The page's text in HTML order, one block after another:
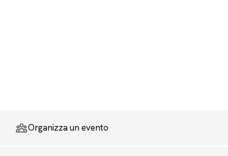
Organizza un evento